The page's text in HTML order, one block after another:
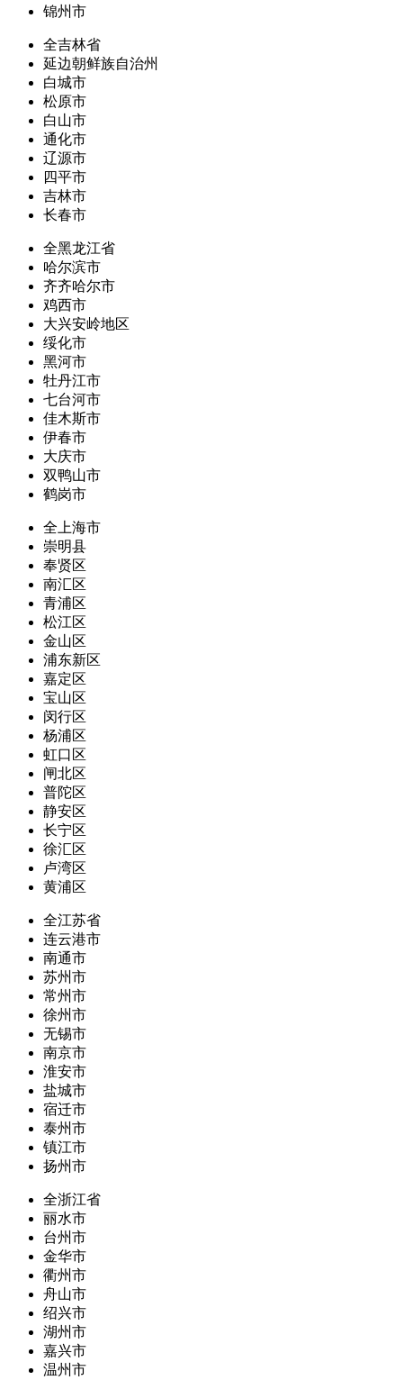
锦州市
全吉林省
延边朝鲜族自治州
白城市
松原市
白山市
通化市
辽源市
四平市
吉林市
长春市
全黑龙江省
哈尔滨市
齐齐哈尔市
鸡西市
大兴安岭地区
绥化市
黑河市
牡丹江市
七台河市
佳木斯市
伊春市
大庆市
双鸭山市
鹤岗市
全上海市
崇明县
奉贤区
南汇区
青浦区
松江区
金山区
浦东新区
嘉定区
宝山区
闵行区
杨浦区
虹口区
闸北区
普陀区
静安区
长宁区
徐汇区
卢湾区
黄浦区
全江苏省
连云港市
南通市
苏州市
常州市
徐州市
无锡市
南京市
淮安市
盐城市
宿迁市
泰州市
镇江市
扬州市
全浙江省
丽水市
台州市
金华市
衢州市
舟山市
绍兴市
湖州市
嘉兴市
温州市